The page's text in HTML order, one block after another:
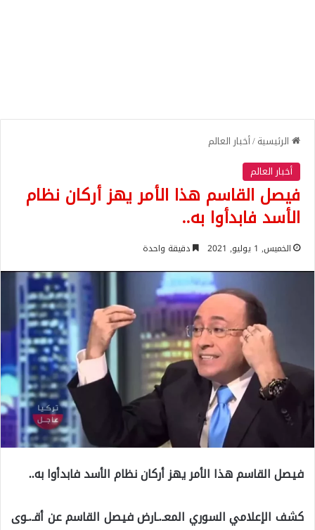
الرئيسية/أخبار العالم
أخبار العالم
فيصل القاسم هذا الأمر يهز أركان نظام
الأسد فابدأوا به..
الخميس, 1 يوليو, 2021 دقيقة واحدة
فيصل القاسم هذا الأمر يهز أركان نظام الأسد فابدأوا به..
كشف الإعلامي السوري المعـ.ـارض فيصل القاسم عن أقـ.ـوى